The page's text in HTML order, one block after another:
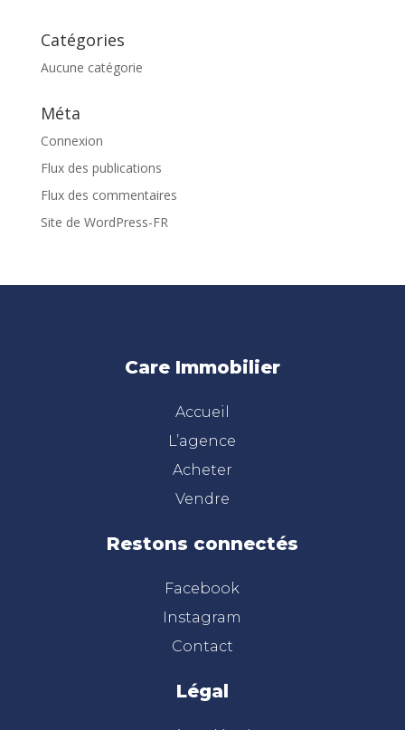
Catégories
Aucune catégorie
Méta
Connexion
Flux des publications
Flux des commentaires
Site de WordPress-FR
Care Immobilier
Accueil
L’agence
Acheter
Vendre
Restons connectés
Facebook
Instagram
Contact
Légal